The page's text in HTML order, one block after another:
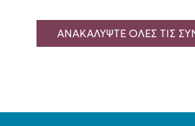
ΑΝΑΚΑΛΥΨΤΕ ΟΛΕΣ ΤΙΣ